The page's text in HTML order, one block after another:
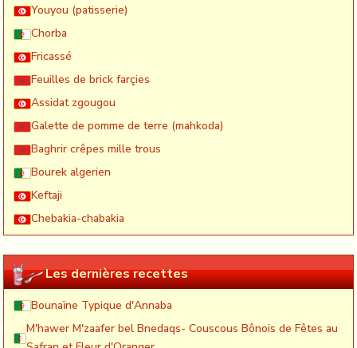
Youyou (patisserie)
Chorba
Fricassé
Feuilles de brick farçies
Assidat zgougou
Galette de pomme de terre (mahkoda)
Baghrir crêpes mille trous
Bourek algerien
Keftaji
Chebakia-chabakia
Les dernières recettes
Bounaïne Typique d'Annaba
M'hawer M'zaafer bel Bnedaqs- Couscous Bônois de Fêtes au